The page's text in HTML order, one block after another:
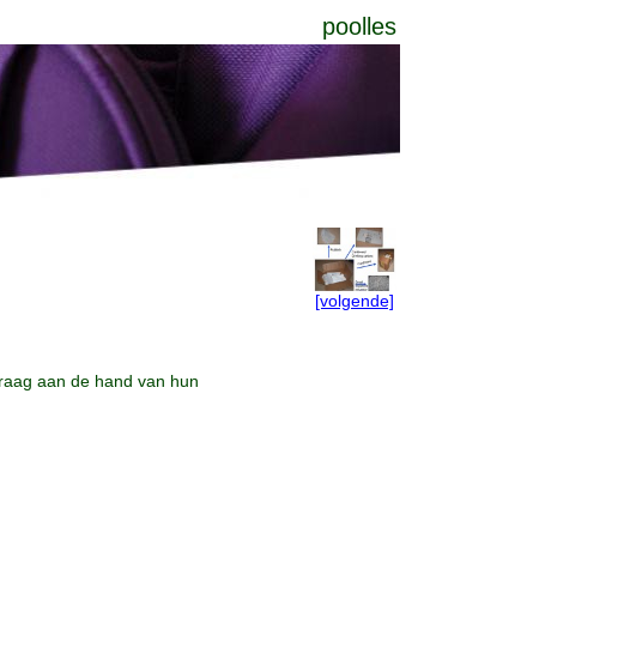
poolles
[volgende]
aan de hand van hun